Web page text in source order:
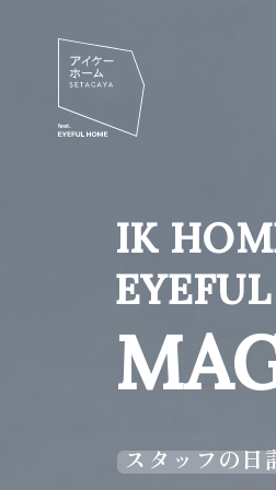
IK
スタッフの日